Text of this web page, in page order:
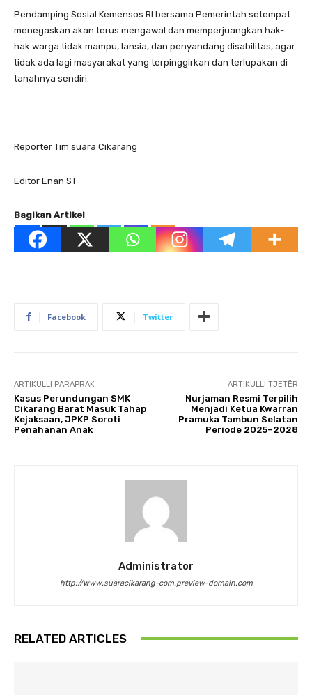
Pendamping Sosial Kemensos RI bersama Pemerintah setempat
menegaskan akan terus mengawal dan memperjuangkan hak-
hak warga tidak mampu, lansia, dan penyandang disabilitas, agar
tidak ada lagi masyarakat yang terpinggirkan dan terlupakan di
tanahnya sendiri.
Reporter Tim suara Cikarang
Editor Enan ST
Bagikan Artikel
Facebook Twitter
ARTIKULLI PARAPRAK
Kasus Perundungan SMK
Cikarang Barat Masuk Tahap
Kejaksaan, JPKP Soroti
Penahanan Anak
ARTIKULLI TJETËR
Nurjaman Resmi Terpilih
Menjadi Ketua Kwarran
Pramuka Tambun Selatan
Periode 2025–2028
Administrator
http://www.suaracikarang-com.preview-domain.com
RELATED ARTICLES